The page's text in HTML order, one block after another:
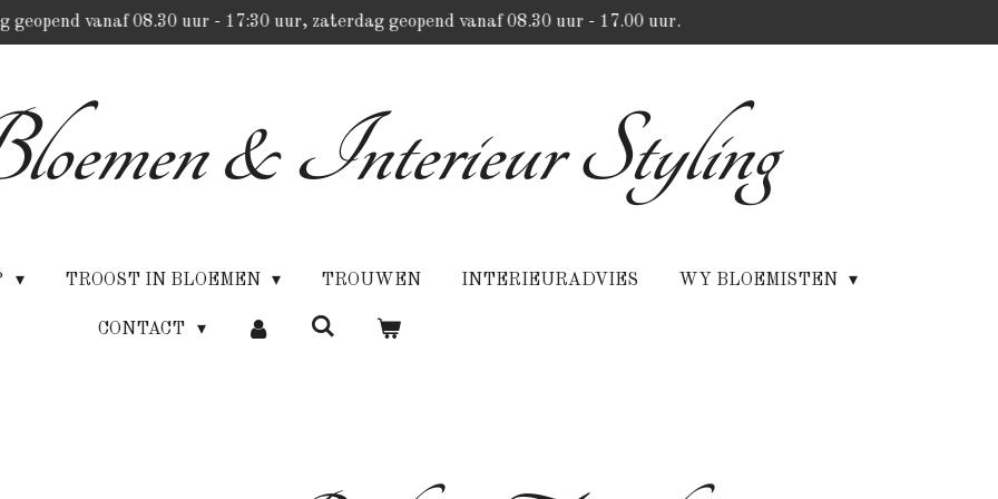
geopend vanaf 08.30 uur - 17:30 uur, zaterdag geopend vanaf 08.30 uur - 17.00 uur.
& Interieur Styling
TROOST IN BLOEMEN TROUWEN INTERIEURADVIES WY BLOEMISTEN
CONTACT